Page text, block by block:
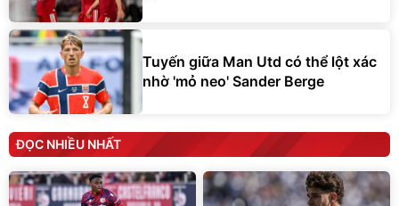
Tuyến giữa Man Utd có thể lột xác
nhờ 'mỏ neo' Sander Berge
ĐỌC NHIỀU NHẤT